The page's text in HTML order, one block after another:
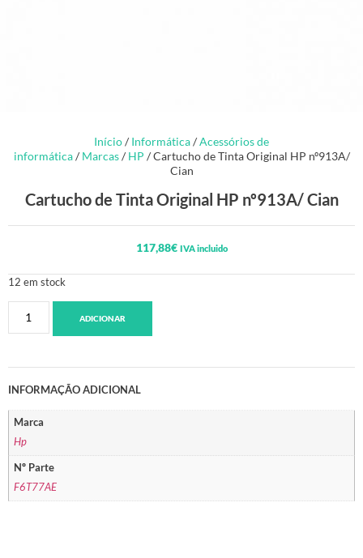
Início/ Informática/Acessórios de
informática/ Marcas/ HP / Cartucho de Tinta Original HP nº913A/
Cian
Cartucho de Tinta Original HP nº913A/ Cian
117,88€ IVA incluido
12 em stock
ADICIONAR
INFORMAÇÃO ADICIONAL
Marca
Hp
Nº Parte
F6T77AE